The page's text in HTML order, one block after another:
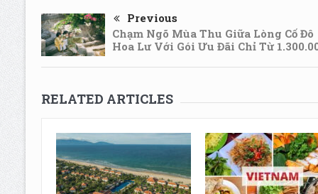
Previous
Chạm Ngõ Mùa Thu Giữa Lòng Cố Đô
Hoa Lư Với Gói Ưu Đãi Chỉ Từ
RELATED ARTICLES